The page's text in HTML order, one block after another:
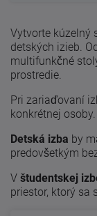
Vytvorte kúzelný
detských izieb.
multifunkčné
prostredie.
Pri zariaďovaní
konkrétnej osoby.
Detská izba by
predovšetkým
V študentskej
priestor, ktorý sa